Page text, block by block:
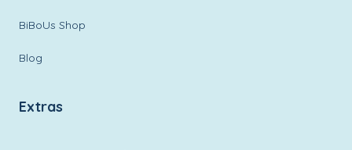
BiBoUs Shop
Blog
Extras